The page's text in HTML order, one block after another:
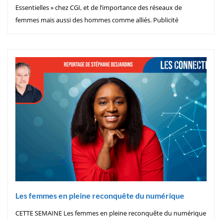
Essentielles » chez CGI, et de l’importance des réseaux de
femmes mais aussi des hommes comme alliés.​ Publicité
Les femmes en pleine reconquête du numérique
CETTE SEMAINE Les femmes en pleine reconquête du numérique